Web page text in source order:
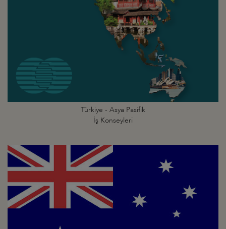
Türkiye - Asya Pasifik
İş Konseyleri